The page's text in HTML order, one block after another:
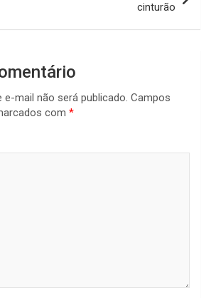
cinturão
e-mail não será publicado. Campos
com *